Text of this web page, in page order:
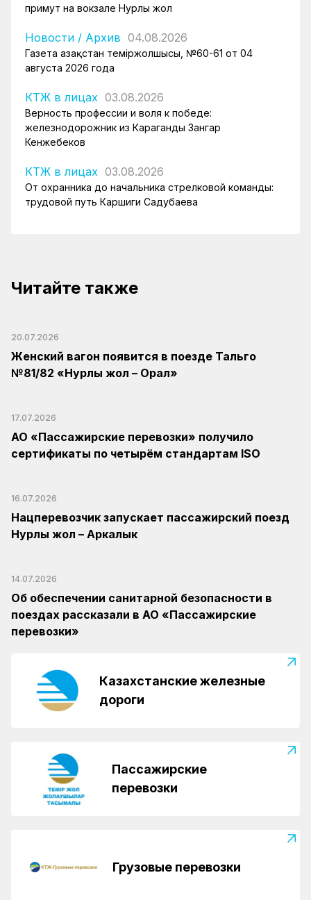
примут на вокзале Нурлы жол
Новости / Архив 04.08.2026
Газета Қазақстан теміржолшысы, №60-61 от 04
августа 2026 года
КТЖ в лицах 03.08.2026
Верность профессии и воля к победе:
железнодорожник из Караганды Зангар
Кенжебеков
КТЖ в лицах 03.08.2026
От охранника до начальника стрелковой команды:
трудовой путь Каршиги Садубаева
Читайте также
20.07.2026
Женский вагон появится в поезде Тальго
№81/82 «Нурлы жол – Орал»
17.07.2026
АО «Пассажирские перевозки» получило
сертификаты по четырём стандартам ISO
16.07.2026
Нацперевозчик запускает пассажирский поезд
Нурлы жол – Аркалык
14.07.2026
Об обеспечении санитарной безопасности в
поездах рассказали в АО «Пассажирские
перевозки»
Казахстанские железные
дороги
Пассажирские
перевозки
Грузовые перевозки